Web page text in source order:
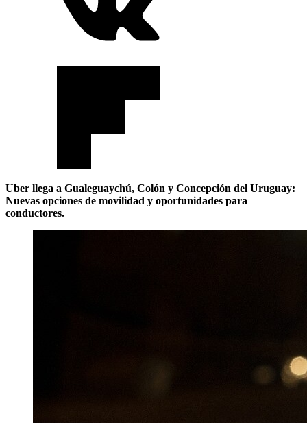
Uber llega a Gualeguaychú, Colón y Concepción del Uruguay:
Nuevas opciones de movilidad y oportunidades para
conductores.